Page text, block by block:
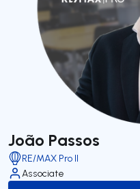
João Passos
RE/MAX Pro II
Associate